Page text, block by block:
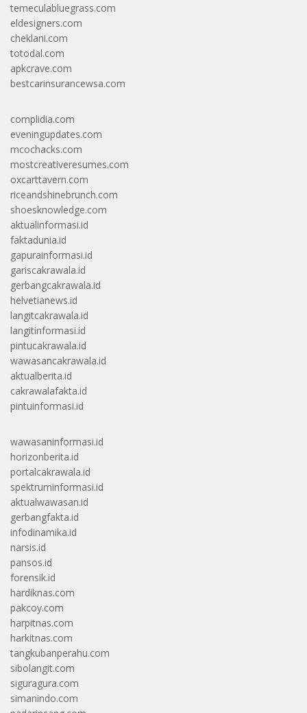
temeculabluegrass.com
eldesigners.com
cheklani.com
totodal.com
apkcrave.com
bestcarinsurancewsa.com
complidia.com
eveningupdates.com
mcochacks.com
mostcreativeresumes.com
oxcarttavern.com
riceandshinebrunch.com
shoesknowledge.com
aktualinformasi.id
faktadunia.id
gapurainformasi.id
gariscakrawala.id
gerbangcakrawala.id
helvetianews.id
langitcakrawala.id
langitinformasi.id
pintucakrawala.id
wawasancakrawala.id
aktualberita.id
cakrawalafakta.id
pintuinformasi.id
wawasaninformasi.id
horizonberita.id
portalcakrawala.id
spektruminformasi.id
aktualwawasan.id
gerbangfakta.id
infodinamika.id
narsis.id
pansos.id
forensik.id
hardiknas.com
pakcoy.com
harpitnas.com
harkitnas.com
tangkubanperahu.com
sibolangit.com
siguragura.com
simanindo.com